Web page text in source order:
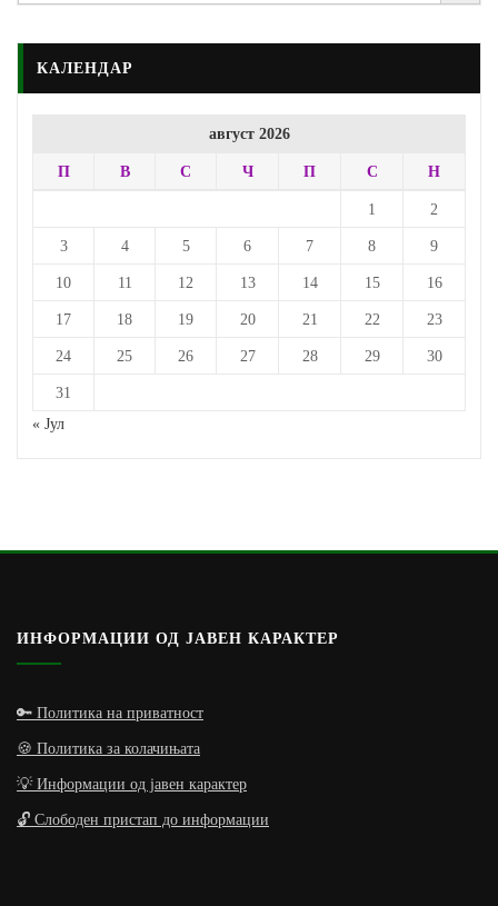
КАЛЕНДАР
август 2026
П В С Ч П С Н
1 2
3 4 5 6 7 8 9
10 11 12 13 14 15 16
17 18 19 20 21 22 23
24 25 26 27 28 29 30
31
« Јул
ИНФОРМАЦИИ ОД ЈАВЕН КАРАКТЕР
🔑 Политика на приватност
🍪 Политика за колачињата
💡 Информации од јавен карактер
🔓 Слободен пристап до информации